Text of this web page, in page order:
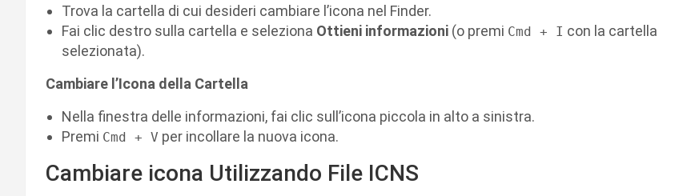
Trova la cartella di cui desideri cambiare l’icona nel Finder.
Fai clic destro sulla cartella e seleziona Ottieni informazioni (o premi Cmd + I con la cartella
selezionata).
Cambiare l’Icona della Cartella
Nella finestra delle informazioni, fai clic sull’icona piccola in alto a sinistra.
Premi Cmd + V per incollare la nuova icona.
Cambiare icona Utilizzando File ICNS